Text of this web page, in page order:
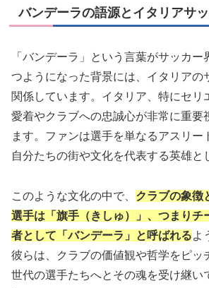
バンデーラの語源とイタリアサ
「バンデーラ」という言葉がサッカ
つようになった背景には、イタリアの
関係しています。イタリア、特にセリ
愛着やクラブへの忠誠心が非常に重要
ます。ファンは選手を単なるアスリー
自分たちの街や文化を代表する英雄と
このような文化の中で、 クラブの象徴
選手は「旗手（きしゅ）」、つまりチ
者として「バンデーラ」と呼ばれるよ
彼らは、クラブの価値観や哲学をピッ
世代の選手たちへとその魂を受け継い